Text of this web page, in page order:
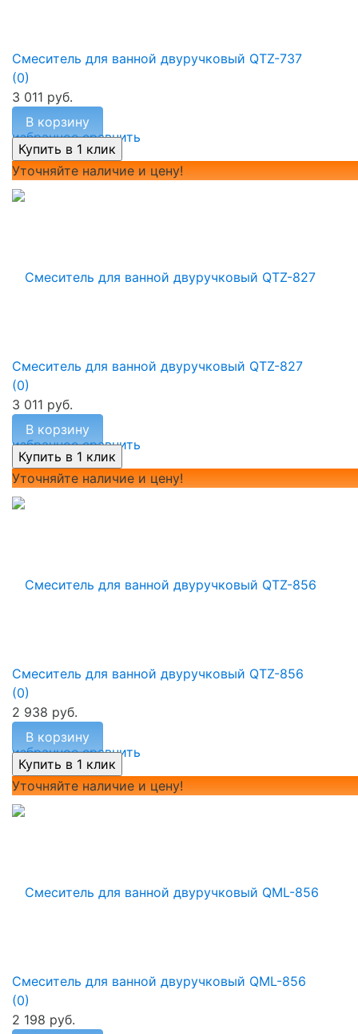
избранное сравнить
Смеситель для ванной двуручковый QTZ-737
(0)
3 011 руб.
В корзину
Уточняйте наличие и цену!
избранное сравнить
Смеситель для ванной двуручковый QTZ-827
(0)
3 011 руб.
В корзину
Уточняйте наличие и цену!
избранное сравнить
Смеситель для ванной двуручковый QTZ-856
(0)
2 938 руб.
В корзину
Уточняйте наличие и цену!
Смеситель для ванной двуручковый QML-856
(0)
2 198 руб.